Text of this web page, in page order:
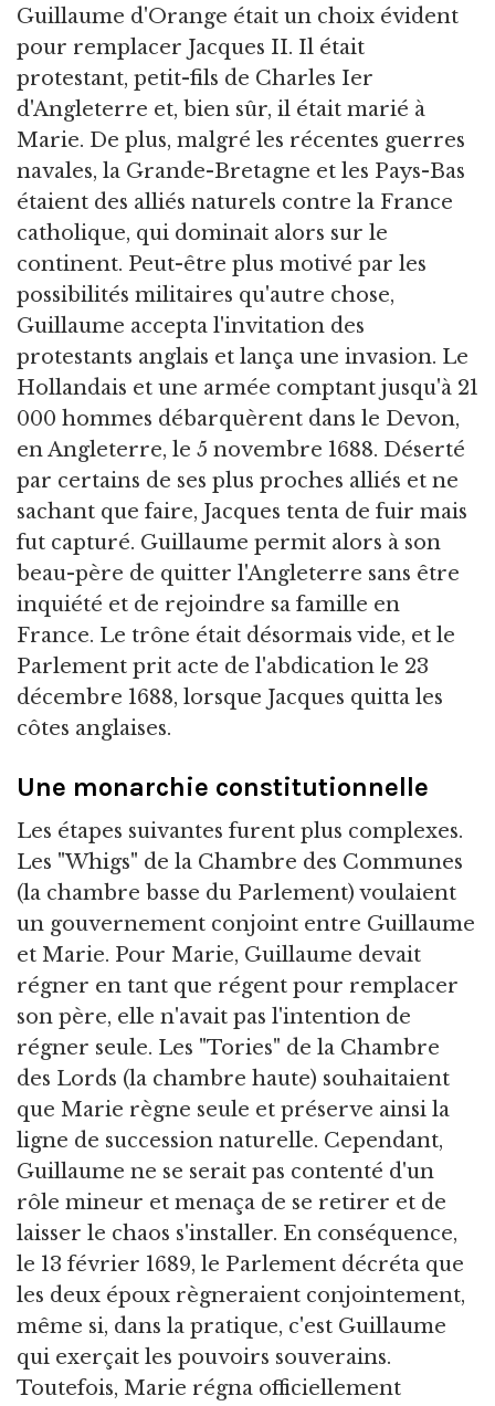
Guillaume d'Orange était un choix évident
pour remplacer Jacques II. Il était
protestant, petit-fils de Charles Ier
d'Angleterre et, bien sûr, il était marié à
Marie. De plus, malgré les récentes guerres
navales, la Grande-Bretagne et les Pays-Bas
étaient des alliés naturels contre la France
catholique, qui dominait alors sur le
continent. Peut-être plus motivé par les
possibilités militaires qu'autre chose,
Guillaume accepta l'invitation des
protestants anglais et lança une invasion. Le
Hollandais et une armée comptant jusqu'à 21
000 hommes débarquèrent dans le Devon,
en Angleterre, le 5 novembre 1688. Déserté
par certains de ses plus proches alliés et ne
sachant que faire, Jacques tenta de fuir mais
fut capturé. Guillaume permit alors à son
beau-père de quitter l'Angleterre sans être
inquiété et de rejoindre sa famille en
France. Le trône était désormais vide, et le
Parlement prit acte de l'abdication le 23
décembre 1688, lorsque Jacques quitta les
côtes anglaises.
Une monarchie constitutionnelle
Les étapes suivantes furent plus complexes.
Les "Whigs" de la Chambre des Communes
(la chambre basse du Parlement) voulaient
un gouvernement conjoint entre Guillaume
et Marie. Pour Marie, Guillaume devait
régner en tant que régent pour remplacer
son père, elle n'avait pas l'intention de
régner seule. Les "Tories" de la Chambre
des Lords (la chambre haute) souhaitaient
que Marie règne seule et préserve ainsi la
ligne de succession naturelle. Cependant,
Guillaume ne se serait pas contenté d'un
rôle mineur et menaça de se retirer et de
laisser le chaos s'installer. En conséquence,
le 13 février 1689, le Parlement décréta que
les deux époux règneraient conjointement,
même si, dans la pratique, c'est Guillaume
qui exerçait les pouvoirs souverains.
Toutefois, Marie régna officiellement